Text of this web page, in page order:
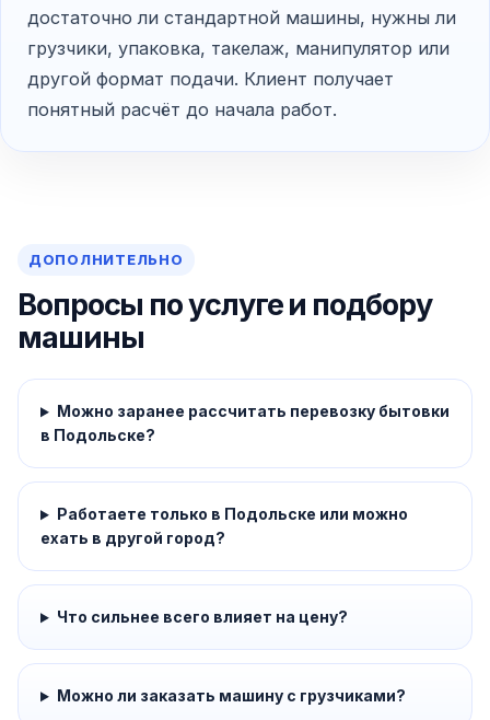
достаточно ли стандартной машины, нужны ли
грузчики, упаковка, такелаж, манипулятор или
другой формат подачи. Клиент получает
понятный расчёт до начала работ.
ДОПОЛНИТЕЛЬНО
Вопросы по услуге и подбору
машины
Можно заранее рассчитать перевозку бытовки
в Подольске?
Работаете только в Подольске или можно
ехать в другой город?
Что сильнее всего влияет на цену?
Можно ли заказать машину с грузчиками?